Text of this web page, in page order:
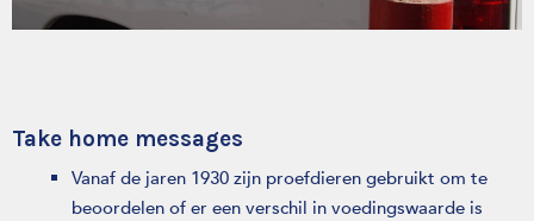
Take home messages
Vanaf de jaren 1930 zijn proefdieren gebruikt om te
beoordelen of er een verschil in voedingswaarde is